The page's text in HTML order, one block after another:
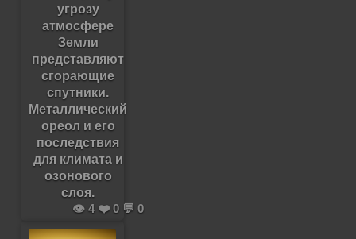
угрозу
атмосфере
Земли
представляют
сгорающие
спутники.
Металлический
ореол и его
последствия
для климата и
озонового
слоя.
👁️ 4 ❤️ 0 💬 0